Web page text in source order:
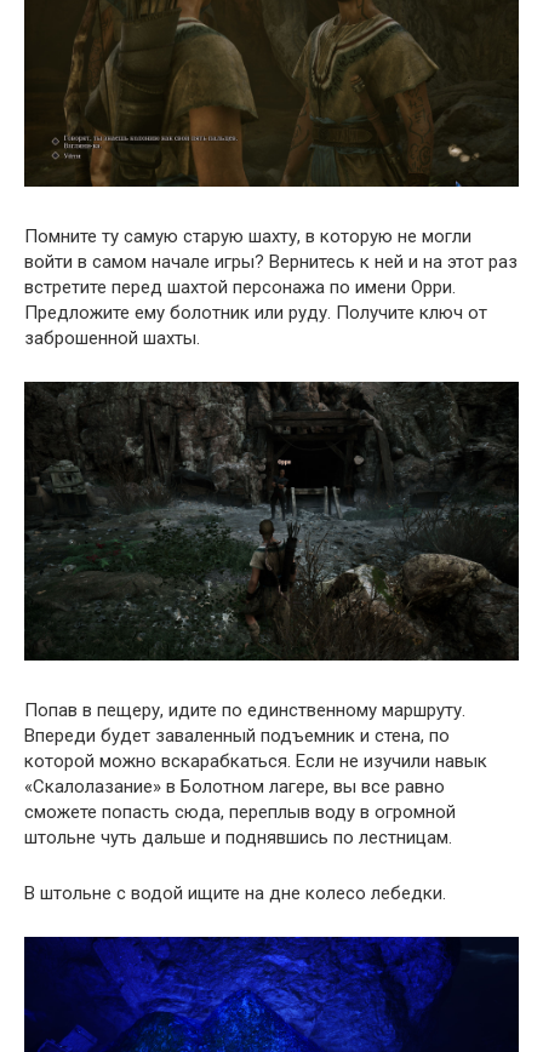
Помните ту самую старую шахту, в которую не могли
войти в самом начале игры? Вернитесь к ней и на этот раз
встретите перед шахтой персонажа по имени Орри.
Предложите ему болотник или руду. Получите ключ от
заброшенной шахты.
Попав в пещеру, идите по единственному маршруту.
Впереди будет заваленный подъемник и стена, по
которой можно вскарабкаться. Если не изучили навык
«Скалолазание» в Болотном лагере, вы все равно
сможете попасть сюда, переплыв воду в огромной
штольне чуть дальше и поднявшись по лестницам.
В штольне с водой ищите на дне колесо лебедки.